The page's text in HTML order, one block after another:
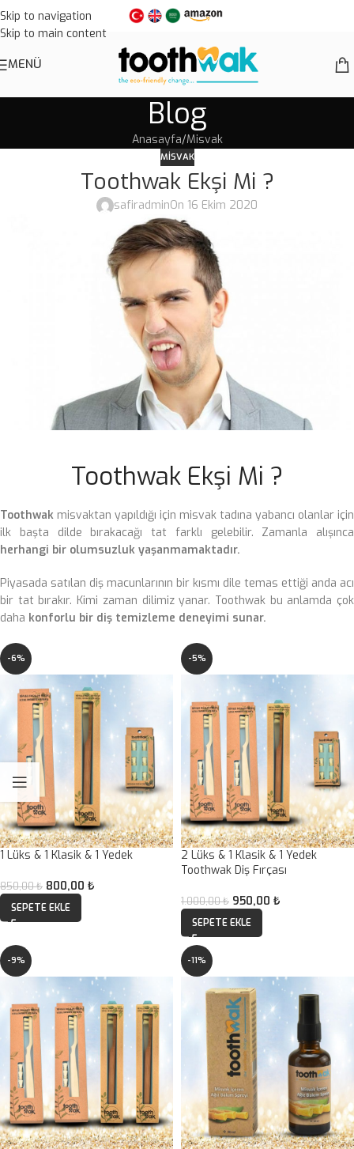
Skip to navigation
Skip to main content
MENÜ
Blog
Anasayfa Misvak
MISVAK
Toothwak Ekşi Mi ?
safiradminOn 16 Ekim 2020
Toothwak Ekşi Mi ?
Toothwak misvaktan yapıldığı için misvak tadına yabancı olanlar için
ilk başta dilde bırakacağı tat farklı gelebilir. Zamanla alışınca
herhangi bir olumsuzluk yaşanmamaktadır.
Piyasada satılan diş macunlarının bir kısmı dile temas ettiği anda acı
bir tat bırakır. Kimi zaman dilimiz yanar. Toothwak bu anlamda çok
daha konforlu bir diş temizleme deneyimi sunar.
-6%
1 Lüks & 1 Klasik & 1 Yedek
850,00₺ 800,00 ₺
SEPETE EKLE
-5%
2 Lüks & 1 Klasik & 1 Yedek
Toothwak Diş Fırçası
1.000,00₺ 950,00 ₺
SEPETE EKLE
-9% -11%